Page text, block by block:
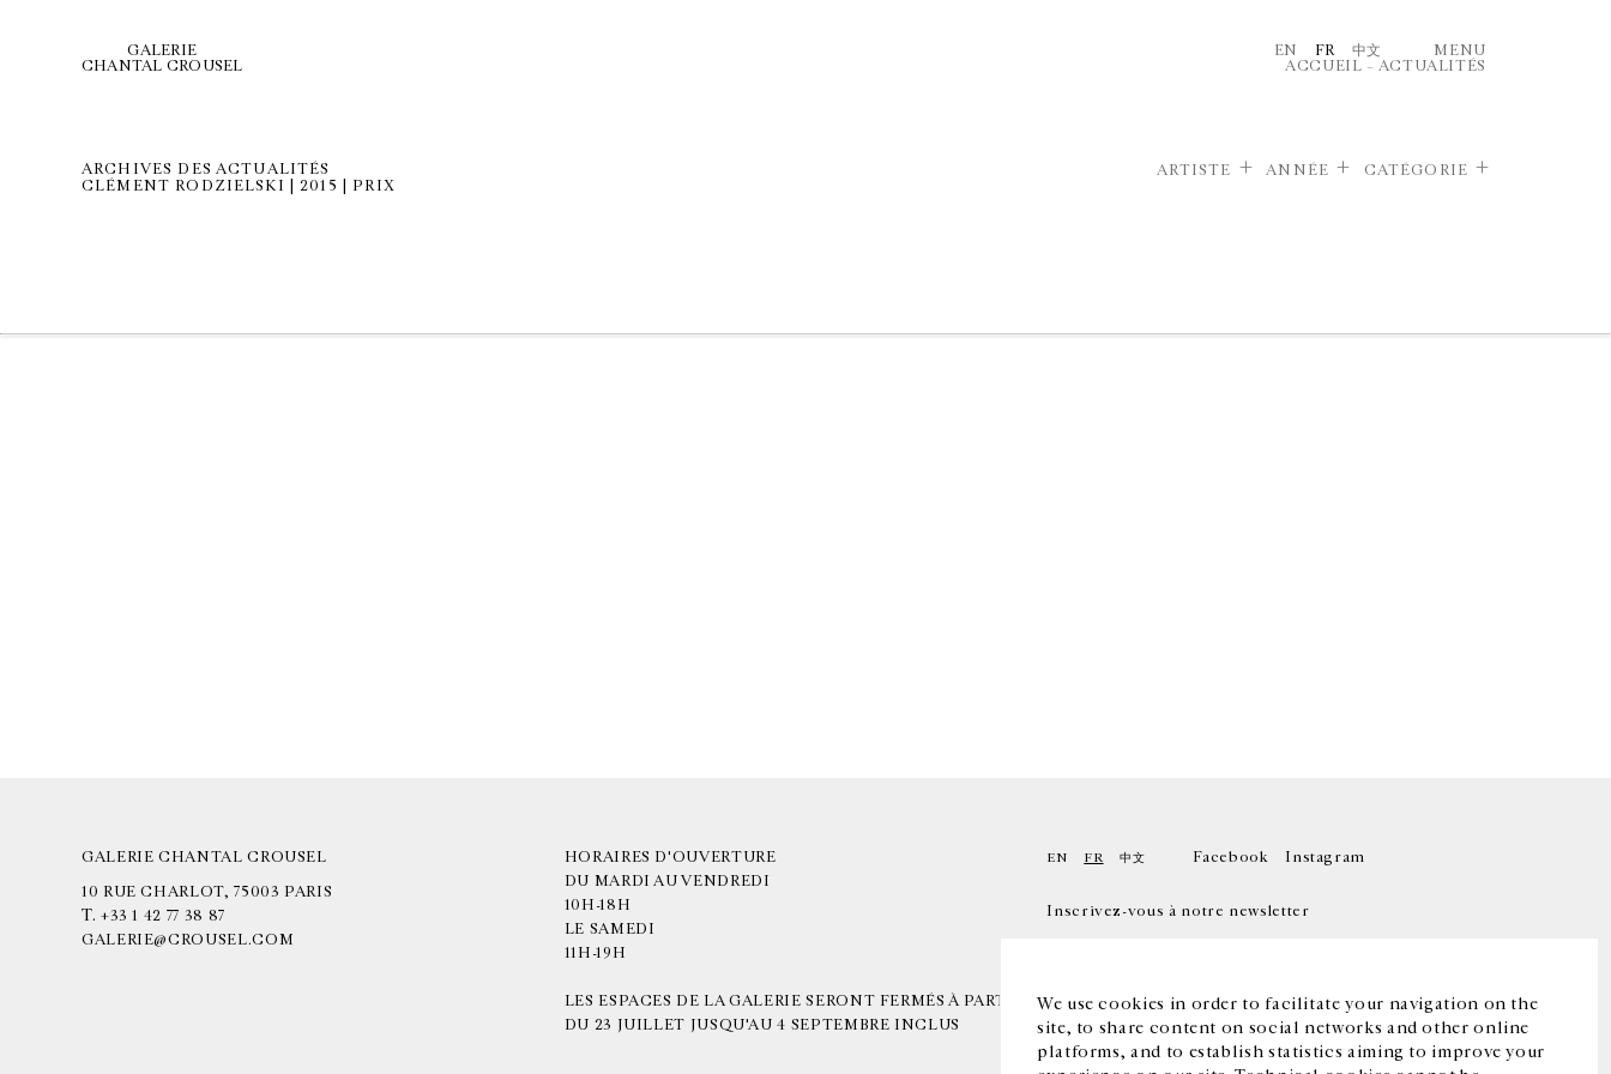
We use cookies in order to facilitate your navigation on the
site, to share content on social networks and other online
platforms, and to establish statistics aiming to improve your
GALERIE
CHANTAL CROUSEL
EN FR 中文
MENU
ACCUEIL – ACTUALITÉS
ARCHIVES DES ACTUALITÉS
CLÉMENT RODZIELSKI | 2015 | PRIX
ARTISTE ANNÉE CATÉGORIE
GALERIE CHANTAL CROUSEL
10 RUE CHARLOT, 75003 PARIS
T. +33 1 42 77 38 87
GALERIE@CROUSEL.COM
HORAIRES D'OUVERTURE
DU MARDI AU VENDREDI
10H-18H
LE SAMEDI
11H-19H
LES ESPACES DE LA GALERIE SERONT FERMÉS À PARTIR
DU 23 JUILLET JUSQU'AU 4 SEPTEMBRE INCLUS
EN FR 中文 Facebook Instagram
Inscrivez-vous à notre newsletter